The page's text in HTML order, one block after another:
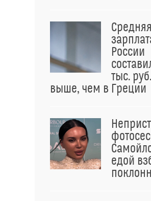
Средняя
России
тыс.
выше, чем в Греции
едой